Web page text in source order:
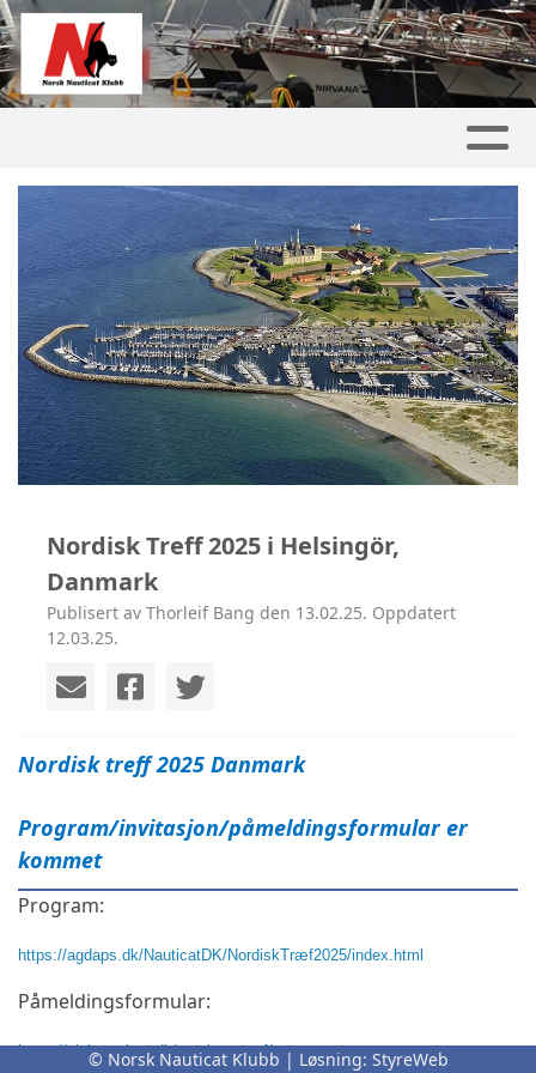
Nordisk Treff 2025 i Helsingör,
Danmark
Publisert av Thorleif Bang den 13.02.25. Oppdatert
12.03.25.
Nordisk treff 2025 Danmark
Program/invitasjon/påmeldingsformular er
kommet
Program:
https://agdaps.dk/NauticatDK/NordiskTræf2025/index.html
Påmeldingsformular:
https://clubnauticat.dk/nauticat-traef/
© Norsk Nauticat Klubb | Løsning: StyreWeb